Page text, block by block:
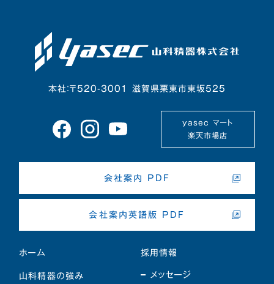
本社：〒520-3001 滋賀県栗東市東坂525
yasec マート
楽天市場店
会社案内 PDF
会社案内英語版 PDF
ホーム
山科精器の強み
採用情報
メッセージ